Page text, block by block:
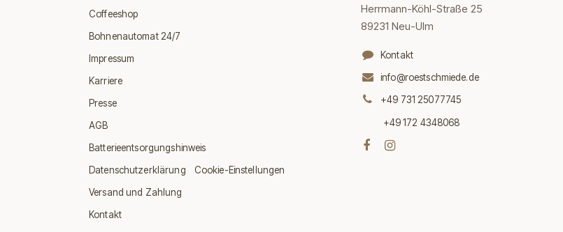
Coffeeshop
Bohnenautomat 24/7
Impressum
Karriere
Presse
AGB
Batterieentsorgungshinweis
Datenschutzerklärung
Cookie-Einstellungen
Versand und Zahlung
Kontakt
Herrmann-Köhl-Straße 25
89231 Neu-Ulm
Kontakt
info@roestschmiede.de
+49 731 25077745
+49 172 4348068